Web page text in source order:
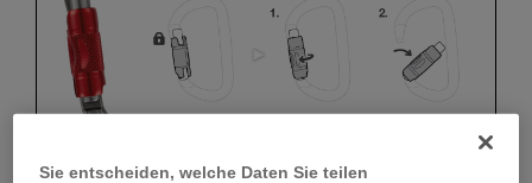
Sie entscheiden, welche Daten Sie teilen